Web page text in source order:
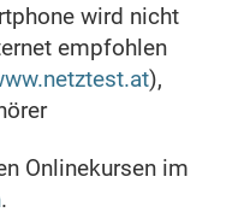
wird nicht
empfohlen
),
Onlinekursen im
.